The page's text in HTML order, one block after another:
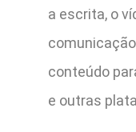
a escrita, o
conteúdo
e outras